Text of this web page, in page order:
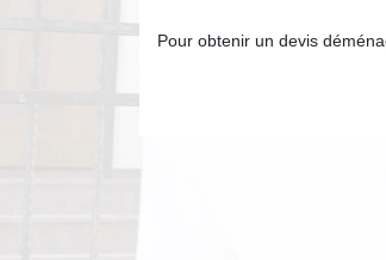
Pour obtenir un devis